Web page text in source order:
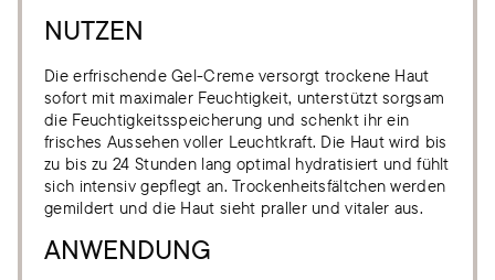
NUTZEN
Die erfrischende Gel-Creme versorgt trockene Haut
sofort mit maximaler Feuchtigkeit, unterstützt sorgsam
die Feuchtigkeitsspeicherung und schenkt ihr ein
frisches Aussehen voller Leuchtkraft. Die Haut wird bis
zu bis zu 24 Stunden lang optimal hydratisiert und fühlt
sich intensiv gepflegt an. Trockenheitsfältchen werden
gemildert und die Haut sieht praller und vitaler aus.
ANWENDUNG